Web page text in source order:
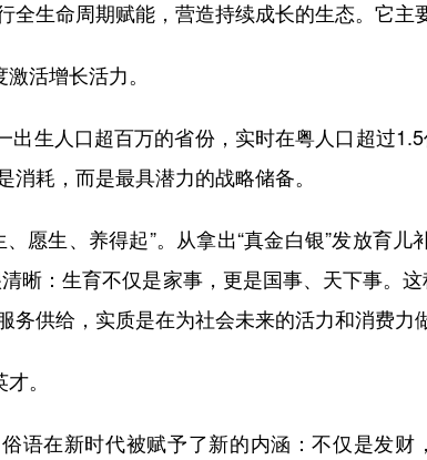
全生命周期赋能，营造持续成长的生态。它主
活增长活力。
生人口超百万的省份，实时在粤人口超过1.5
耗，而是最具潜力的战略储备。
生、养得起”。从拿出“真金白银”发放育儿
晰：生育不仅是家事，更是国事、天下事。
供给，实质是在为社会未来的活力和消费力
。
在新时代被赋予了新的内涵：不仅是发财